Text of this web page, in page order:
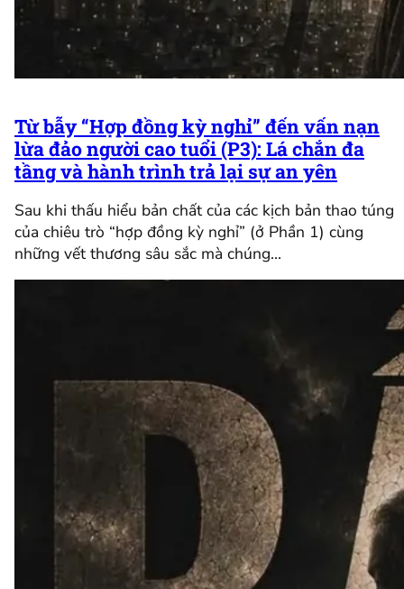
Từ bẫy “Hợp đồng kỳ nghỉ” đến vấn nạn
lừa đảo người cao tuổi (P3): Lá chắn đa
tầng và hành trình trả lại sự an yên
Sau khi thấu hiểu bản chất của các kịch bản thao túng
của chiêu trò “hợp đồng kỳ nghỉ” (ở Phần 1) cùng
những vết thương sâu sắc mà chúng…